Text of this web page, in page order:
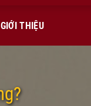
GIỚI THIỆU